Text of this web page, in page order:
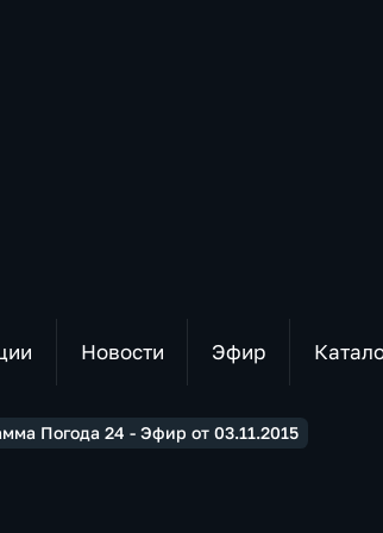
Новости Эфир
Погода 24 - Эфир от 03.11.2015